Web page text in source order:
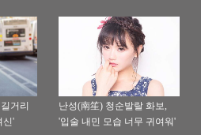
거리
신'
난성(南笙) 청순발랄 화보,
'입술 내민 모습 너무 귀여워'